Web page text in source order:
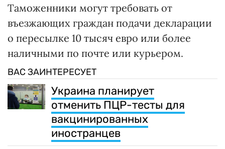
Таможенники могут требовать от
въезжающих граждан подачи декларации
о пересылке 10 тысяч евро или более
наличными по почте или курьером.
ВАС ЗАИНТЕРЕСУЕТ
Украина планирует
отменить ПЦР-тесты для
вакцинированных
иностранцев